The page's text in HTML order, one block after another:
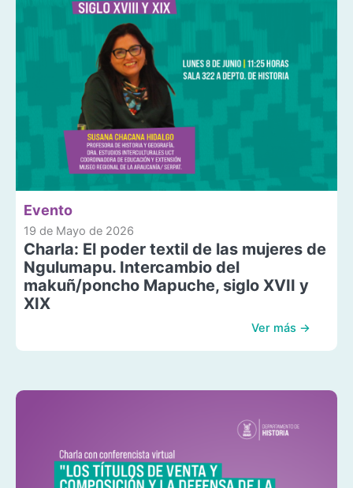
Evento
19 de Mayo de 2026
Charla: El poder textil de las mujeres de
Ngulumapu. Intercambio del
makuñ/poncho Mapuche, siglo XVII y
XIX
Ver más →